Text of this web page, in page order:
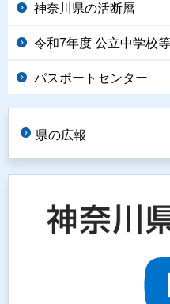
神奈川県の活断層
令和7年度 公立中学校
パスポートセンター
県の広報